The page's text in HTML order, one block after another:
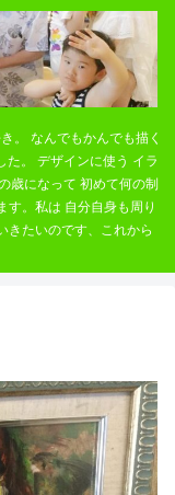
。 なんでもかんでも描く
。 デザインに使う イラ
歳になって 初めて何の制
す。私は 自分自身も周り
たいのです、これから